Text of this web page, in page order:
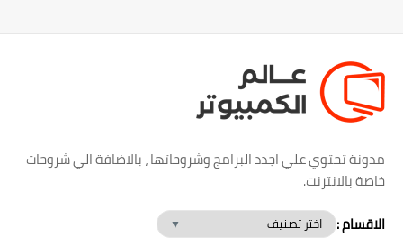
مدونة تحتوي علي اجدد البرامج وشروحاتها ، بالاضافة الي شروحات
خاصة بالانترنت.
الاقسام :